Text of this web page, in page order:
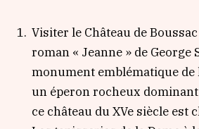
Visiter le Château de
roman « Jeanne » de George
monument emblématique de
un éperon rocheux dominant
ce château du XVe siècle est